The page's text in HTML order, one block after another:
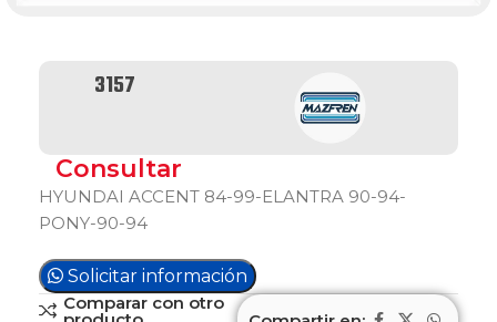
3157
Consultar
HYUNDAI ACCENT 84-99-ELANTRA 90-94-
PONY-90-94
Solicitar información
Comparar con otro